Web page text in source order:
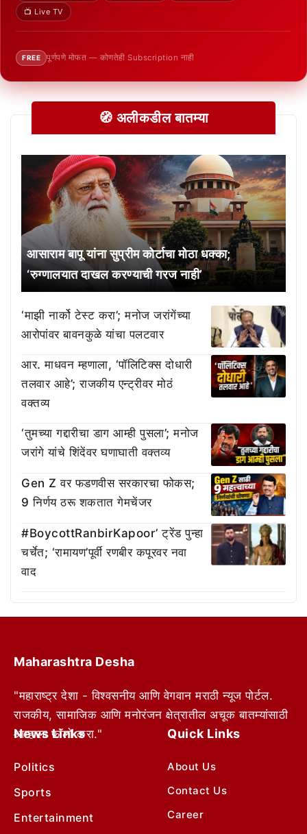
📺 Live TV
FREE पूर्णपणे मोफत — कोणतेही Subscription नाही
🧭 अलीकडील बातम्या
आसाराम बापू यांना सुप्रीम कोर्टाचा मोठा धक्का;
‘रुग्णालयात दाखल करण्याची गरज नाही’
‘माझी नार्को टेस्ट करा’; मनोज जरांगेंच्या
आरोपांवर बावनकुळे यांचा पलटवार
आर. माधवन म्हणाला, ‘पॉलिटिक्स दोधारी
तलवार आहे’; राजकीय एन्ट्रीवर मोठं
वक्तव्य
‘तुमच्या गद्दारीचा डाग आम्ही पुसला’; मनोज
जरांगे यांचे शिंदेंवर घणाघाती वक्तव्य
Gen Z वर फडणवीस सरकारचा फोकस;
9 निर्णय ठरू शकतात गेमचेंजर
#BoycottRanbirKapoor’ ट्रेंड पुन्हा
चर्चेत; ‘रामायण’पूर्वी रणबीर कपूरवर नवा
वाद
Maharashtra Desha
"महाराष्ट्र देशा - विश्वसनीय आणि वेगवान मराठी न्यूज पोर्टल.
राजकीय, सामाजिक आणि मनोरंजन क्षेत्रातील अचूक बातम्यांसाठी
आम्हाला फॉलो करा."
News Links
Politics
Sports
Entertainment
Quick Links
About Us
Contact Us
Career